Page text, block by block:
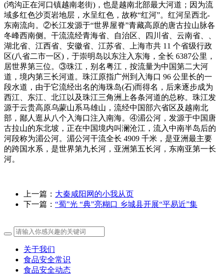
(鸿沟正在河口镇越南老街)，也是越南北部最大河道；因为流
域多红色沙页岩地层，水呈红色，故称“红河”。红河呈西北-
东南流向。②长江发源于“世界屋脊”青藏高原的唐古拉山脉各
冬峰西南侧。干流流经青海省、自治区、四川省、云南省、、
湖北省、江西省、安徽省、江苏省、上海市共 11 个省级行政
区(八省二市一区)，于崇明岛以东注入东海，全长 6387公里，
居世界第三位。③珠江，别名粤江，按流量为中国第二大河
道，境内第三长河道。珠江原指广州到入海口 96 公里长的一
段水道，由于它流经出名的海珠岛(石)而得名，后来逐步成为
西江、东江、北江以及珠江三角洲上各条河道的总称。珠江发
源于云贵高原乌蒙山系马雄山，流经中国部六省区及越南北
部，鄙人逛从八个入海口注入南海。④湄公河，发源于中国唐
古拉山的东北坡，正在中国境内叫澜沧江，流入中南半岛后的
河段称为湄公河。湄公河干流全长 4909 千米，是亚洲最主要
的跨国水系，是世界第九长河，亚洲第五长河，东南亚第一长
河。
上一篇： 大秦咸阳网的小我从页
下一篇： “蜀”光 “典”亮糊口 乡城县开展“平易近”集
关于我们
食品安全常识
食品安全动态